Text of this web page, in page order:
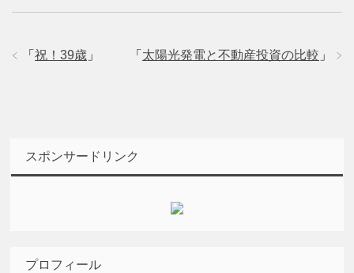
「 太陽光発電と不動産投資の比較 」
「 祝！39歳 」
スポンサードリンク
プロフィール